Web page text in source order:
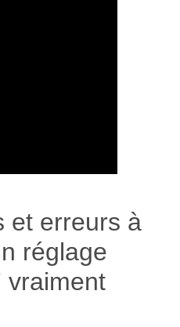
et erreurs à
réglage
vraiment